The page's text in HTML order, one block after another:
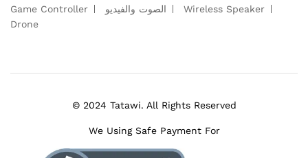
Game Controller
الصوت والفيديو
Wireless Speaker
Drone
© 2024 Tatawi. All Rights Reserved
We Using Safe Payment For